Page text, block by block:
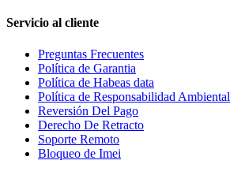
Servicio al cliente
Preguntas Frecuentes
Política de Garantia
Política de Habeas data
Política de Responsabilidad Ambiental
Reversión Del Pago
Derecho De Retracto
Soporte Remoto
Bloqueo de Imei